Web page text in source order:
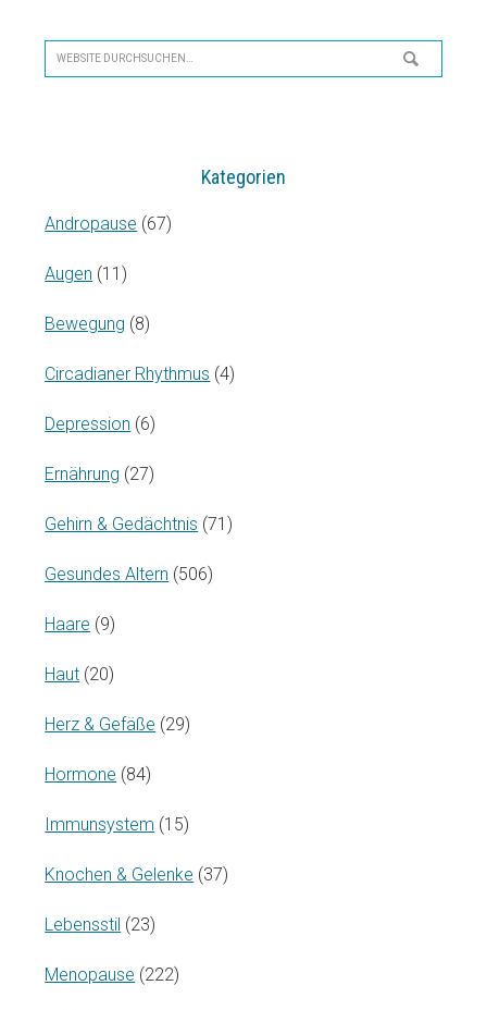
Website
durchsuchen…
Kategorien
Andropause (67)
Augen (11)
Bewegung (8)
Circadianer Rhythmus (4)
Depression (6)
Ernährung (27)
Gehirn & Gedächtnis (71)
Gesundes Altern (506)
Haare (9)
Haut (20)
Herz & Gefäße (29)
Hormone (84)
Immunsystem (15)
Knochen & Gelenke (37)
Lebensstil (23)
Menopause (222)